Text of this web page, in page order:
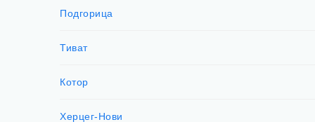
Подгорица
Тиват
Котор
Херцег-Нови